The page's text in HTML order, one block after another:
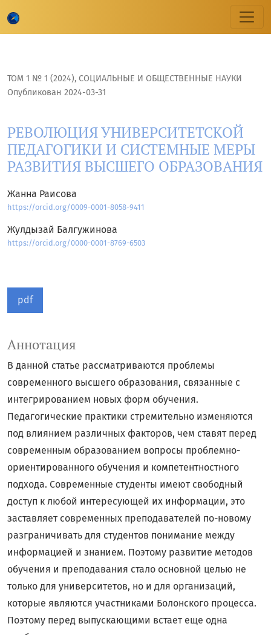
ТОМ 1 № 1 (2024), CОЦИАЛЬНЫЕ И ОБЩЕСТВЕННЫЕ НАУКИ
РЕВОЛЮЦИЯ УНИВЕРСИТЕТСКОЙ
ПЕДАГОГИКИ И СИСТЕМНЫЕ МЕРЫ
РАЗВИТИЯ ВЫСШЕГО ОБРАЗОВАНИЯ
Опубликован 2024-03-31
Жанна Раисова
https://orcid.org/0009-0001-8058-9411
Жулдызай Балгужинова
https://orcid.org/0000-0001-8769-6503
pdf
Аннотация
В данной статье рассматриваются проблемы
современного высшего образования, связанные с
интегрированием новых форм обучения.
Педагогические практики стремительно изменяются
под влиянием различных факторов, чем ставят перед
современным образованием вопросы проблемно-
ориентированного обучения и компетентностного
подхода. Современные студенты имеют свободный
доступ к любой интересующей их информации, это
заставляет современных преподавателей по-новому
разграничивать для студентов понимание между
информацией и знанием. Поэтому развитие методов
обучения и преподавания стало основной целью не
только для университетов, но и для организаций,
которые являются участниками Болонского процесса.
Поэтому перед выпускающими встает еще одна